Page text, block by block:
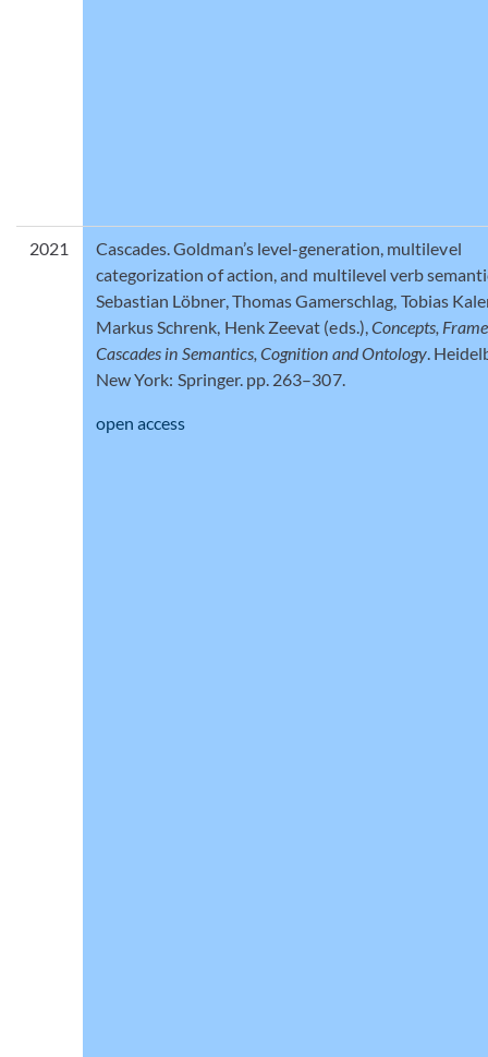
2021
Cascades. Goldman’s level-generation, multilevel
categorization of action, and multilevel verb
Sebastian Löbner, Thomas Gamerschlag, Tobias
Markus Schrenk, Henk Zeevat (eds.),Concepts,
Cascades in Semantics, Cognition and Ontology.
New York: Springer. pp. 263–307.
open access